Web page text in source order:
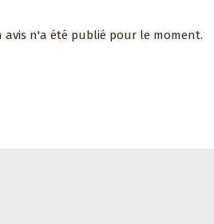
avis n'a été publié pour le moment.